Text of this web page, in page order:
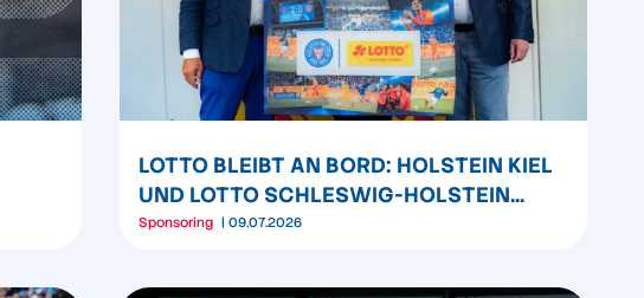
LOTTO BLEIBT AN BORD: HOLSTEIN KIEL
UND LOTTO SCHLESWIG-HOLSTEIN
VERLÄNGERN PARTNERSCHAFT
Sponsoring 09.07.2026